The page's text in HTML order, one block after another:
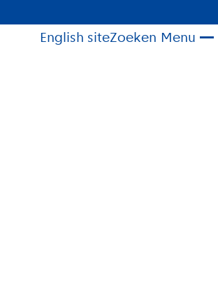
English siteZoeken Menu